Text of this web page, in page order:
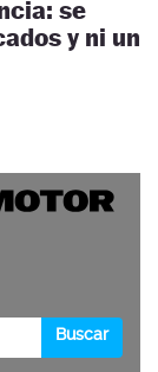
se
y ni un